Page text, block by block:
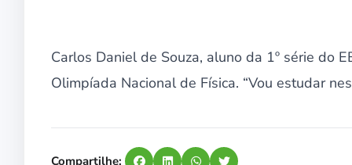
Carlos Daniel de Souza, aluno da 1º série do
Olimpíada Nacional de Física. “Vou estudar
Compartilhe: